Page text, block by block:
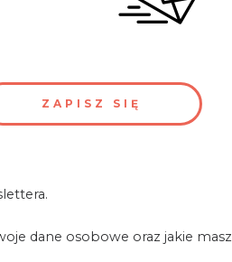
dane osobowe oraz jakie masz